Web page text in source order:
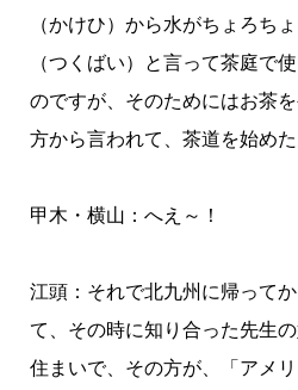
（かけひ）から水がちょろち
（つくばい）と言って茶庭で
のですが、そのためにはお茶
方から言われて、茶道を始めた
甲木・横山：へえ～！
江頭：それで北九州に帰って
て、その時に知り合った先生
住まいで、その方が、「アメ